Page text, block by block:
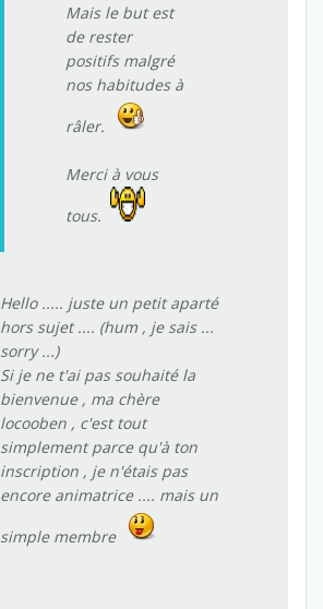
Mais le but est
de rester
positifs malgré
nos habitudes à
râler.
Merci à vous
tous.
Hello ..... juste un petit aparté
hors sujet .... (hum , je sais ...
sorry ...)
Si je ne t'ai pas souhaité la
bienvenue , ma chère
locooben , c'est tout
simplement parce qu'à ton
inscription , je n'étais pas
encore animatrice .... mais un
simple membre